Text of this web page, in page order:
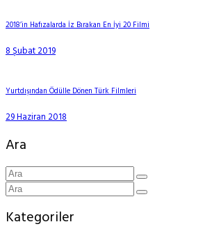
2018’in Hafızalarda İz Bırakan En İyi 20 Filmi
8 Şubat 2019
Yurtdışından Ödülle Dönen Türk Filmleri
29 Haziran 2018
Ara
Kategoriler